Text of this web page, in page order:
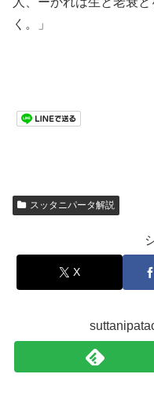
く。」
スッタニパータ解説
X